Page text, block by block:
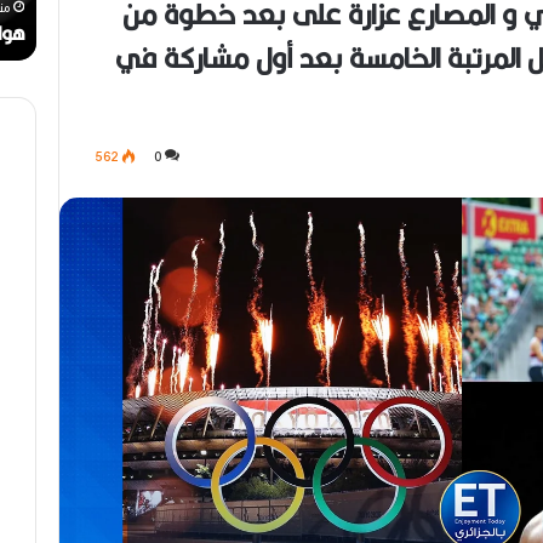
و المصارع عزارة على بعد خطوة من
المرتبة الخامسة بعد أول مشاركة في
0
562
منذ أسبوع واحد
هواري عوينات.. أيقونة البهجة في زمن عصيب